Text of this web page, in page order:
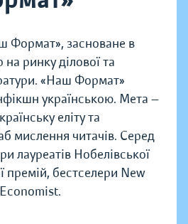
Формат», засноване в
ринку ділової та
«Наш Формат»
українською. Мета —
еліту та
мислення читачів. Серед
лауреатів Нобелівської
премій, бестселери New